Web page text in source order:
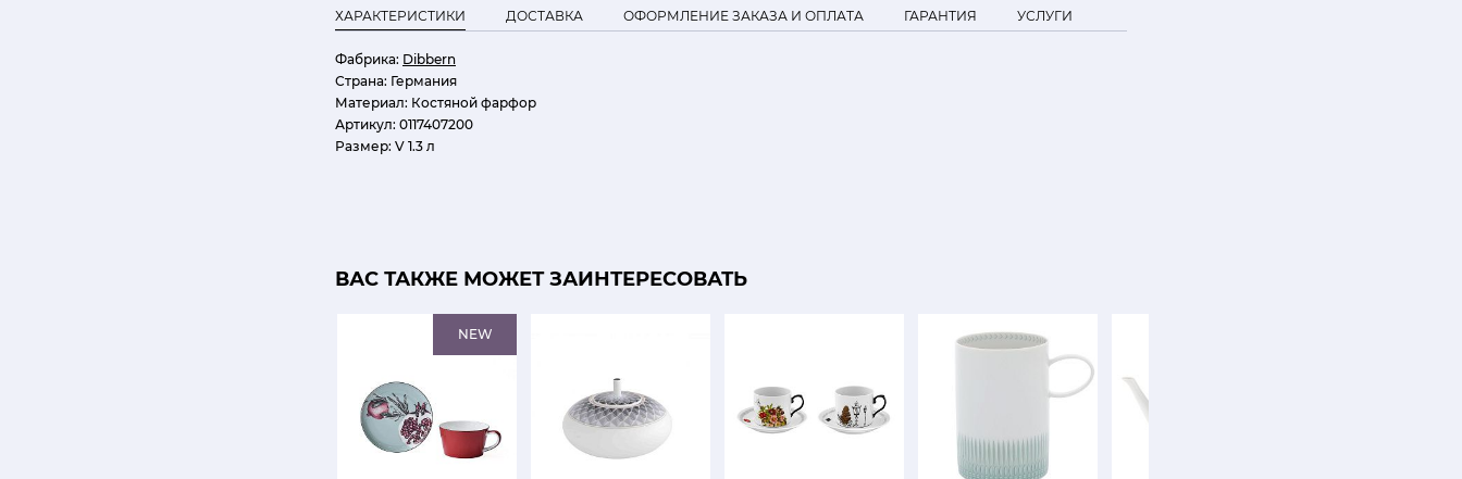
ХАРАКТЕРИСТИКИ ДОСТАВКА ОФОРМЛЕНИЕ ЗАКАЗА И ОПЛАТА ГАРАНТИЯ УСЛУГИ
Фабрика: Dibbern
Страна: Германия
Материал: Костяной фарфор
Артикул: 0117407200
Размер: V 1.3 л
ВАС ТАКЖЕ МОЖЕТ ЗАИНТЕРЕСОВАТЬ
NEW